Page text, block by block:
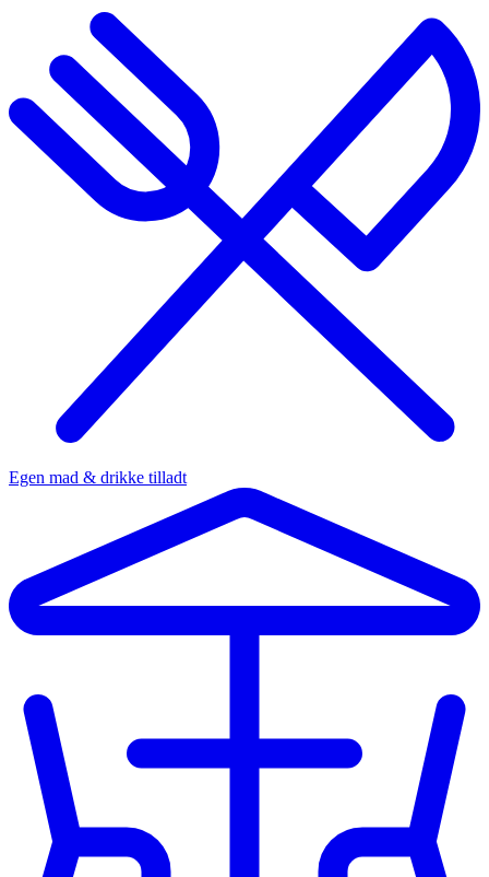
Egen mad & drikke tilladt